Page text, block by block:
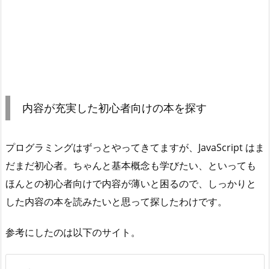
内容が充実した初心者向けの本を探す
プログラミングはずっとやってきてますが、JavaScript はま
だまだ初心者。ちゃんと基本概念も学びたい、といっても
ほんとの初心者向けで内容が薄いと困るので、しっかりと
した内容の本を読みたいと思って探したわけです。
参考にしたのは以下のサイト。